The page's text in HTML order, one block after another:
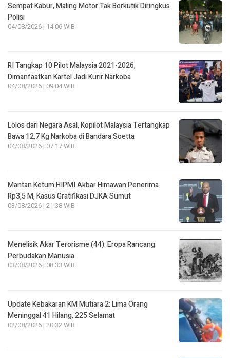
Sempat Kabur, Maling Motor Tak Berkutik Diringkus
Polisi
04/08/2026 | 14:06 WIB
RI Tangkap 10 Pilot Malaysia 2021-2026,
Dimanfaatkan Kartel Jadi Kurir Narkoba
04/08/2026 | 09:04 WIB
Lolos dari Negara Asal, Kopilot Malaysia Tertangkap
Bawa 12,7 Kg Narkoba di Bandara Soetta
04/08/2026 | 07:17 WIB
Mantan Ketum HIPMI Akbar Himawan Penerima
Rp3,5 M, Kasus Gratifikasi DJKA Sumut
03/08/2026 | 21:38 WIB
Menelisik Akar Terorisme (44): Eropa Rancang
Perbudakan Manusia
03/08/2026 | 08:33 WIB
Update Kebakaran KM Mutiara 2: Lima Orang
Meninggal 41 Hilang, 225 Selamat
02/08/2026 | 20:32 WIB